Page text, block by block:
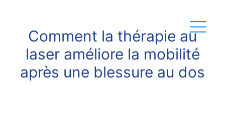
Comment la thérapie au
laser améliore la mobilité
après une blessure au dos